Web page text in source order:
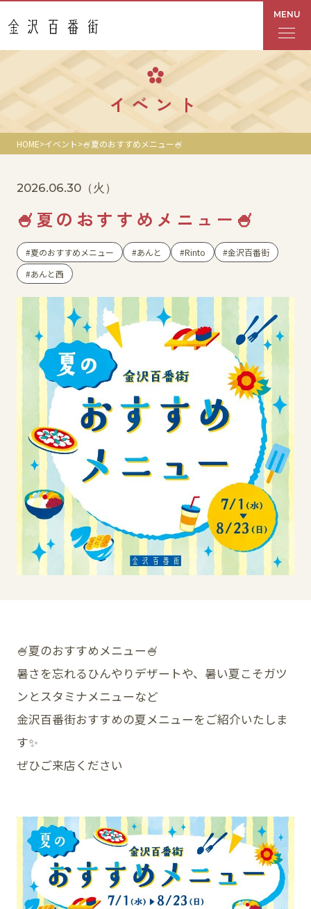
MENU
フロアガイド
あんと
Rinto
あんと西
レストラン・カフェ
ショップニュース
イベント
アクセス・パーキング
館内サービス
施設からのお知らせ
スタッフ募集
百番街くらぶ
SNS
イベント
HOME イベント 🍧夏のおすすめメニュー🍧
2026.06.30（火）
🍧夏のおすすめメニュー🍧
夏のおすすめメニュー あんと Rinto
金沢百番街
あんと西
🍧夏のおすすめメニュー🍧
暑さを忘れるひんやりデザートや、暑い夏こそガツ
ンとスタミナメニューなど
金沢百番街おすすめの夏メニューをご紹介いたしま
す✨
ぜひご来店ください